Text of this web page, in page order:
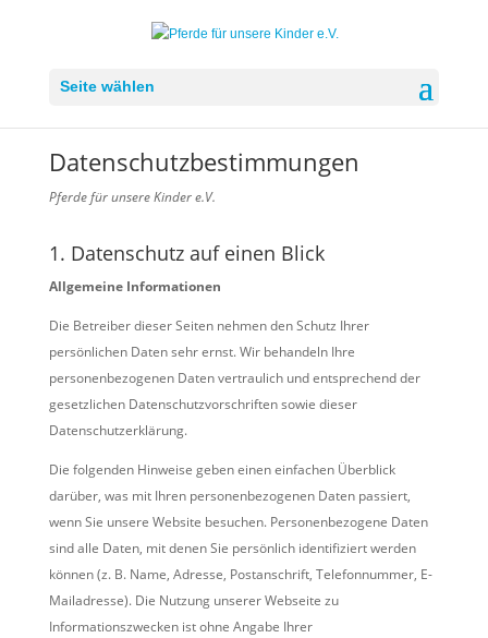
Seite wählen
Datenschutzbestimmungen
Pferde für unsere Kinder e.V.
1. Datenschutz auf einen Blick
Allgemeine Informationen
Die Betreiber dieser Seiten nehmen den Schutz Ihrer
persönlichen Daten sehr ernst. Wir behandeln Ihre
personenbezogenen Daten vertraulich und entsprechend der
gesetzlichen Datenschutzvorschriften sowie dieser
Datenschutzerklärung.
Die folgenden Hinweise geben einen einfachen Überblick
darüber, was mit Ihren personenbezogenen Daten passiert,
wenn Sie unsere Website besuchen. Personenbezogene Daten
sind alle Daten, mit denen Sie persönlich identifiziert werden
können (z. B. Name, Adresse, Postanschrift, Telefonnummer, E-
Mailadresse). Die Nutzung unserer Webseite zu
Informationszwecken ist ohne Angabe Ihrer